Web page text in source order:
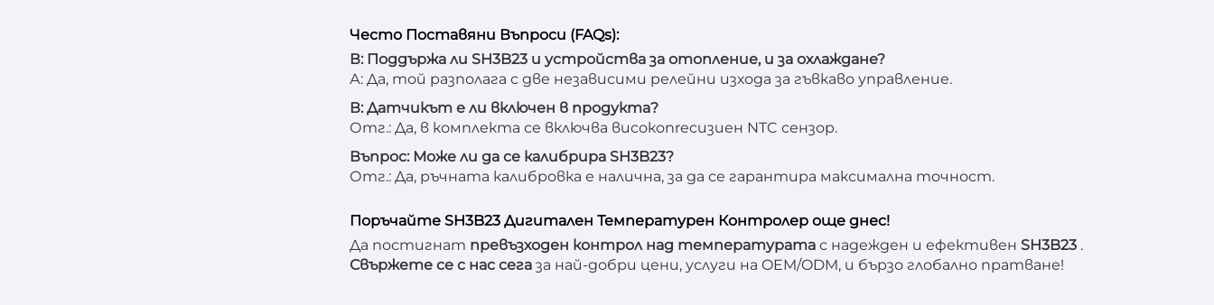
Често Поставяни Въпроси (FAQs):
В: Поддържа ли SH3B23 и устройствa за отопление, и за охлаждане?
А: Да, той разполага с две независими релейни изхода за гъвкаво управление.
В: Датчикът е ли включен в продукта?
Отг.: Да, в комплекта се включва високопrecизиен NTC сензор.
Въпрос: Може ли да се калибрира SH3B23?
Отг.: Да, ръчната калибровка е налична, за да се гарантира максимална точност.
Поръчайте SH3B23 Дигитален Температурен Контролер още днес!
Да постигнат превъзходен контрол над температурата с надежден и ефективен SH3B23 .
Свържете се с нас сега за най-добри цени, услуги на OEM/ODM, и бързо глобално пратване!